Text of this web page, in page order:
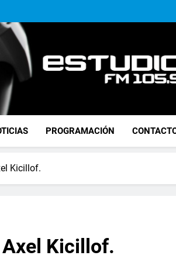
ley
ley
FM Estudio
PROGRAMACIÓN
Kicillof.
Kicillof.